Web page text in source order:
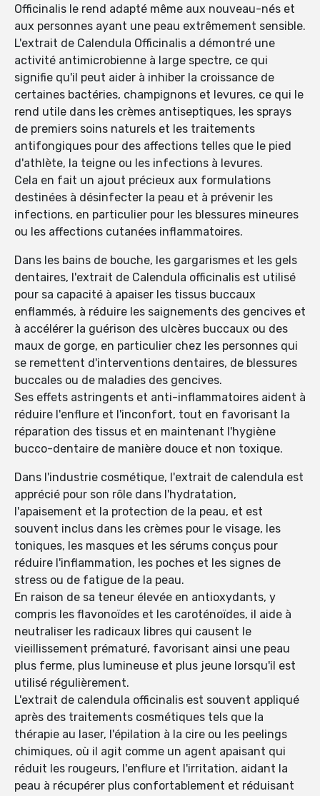
Officinalis le rend adapté même aux nouveau-nés et
aux personnes ayant une peau extrêmement sensible.
L'extrait de Calendula Officinalis a démontré une
activité antimicrobienne à large spectre, ce qui
signifie qu'il peut aider à inhiber la croissance de
certaines bactéries, champignons et levures, ce qui le
rend utile dans les crèmes antiseptiques, les sprays
de premiers soins naturels et les traitements
antifongiques pour des affections telles que le pied
d'athlète, la teigne ou les infections à levures.
Cela en fait un ajout précieux aux formulations
destinées à désinfecter la peau et à prévenir les
infections, en particulier pour les blessures mineures
ou les affections cutanées inflammatoires.
Dans les bains de bouche, les gargarismes et les gels
dentaires, l'extrait de Calendula officinalis est utilisé
pour sa capacité à apaiser les tissus buccaux
enflammés, à réduire les saignements des gencives et
à accélérer la guérison des ulcères buccaux ou des
maux de gorge, en particulier chez les personnes qui
se remettent d'interventions dentaires, de blessures
buccales ou de maladies des gencives.
Ses effets astringents et anti-inflammatoires aident à
réduire l'enflure et l'inconfort, tout en favorisant la
réparation des tissus et en maintenant l'hygiène
bucco-dentaire de manière douce et non toxique.
Dans l'industrie cosmétique, l'extrait de calendula est
apprécié pour son rôle dans l'hydratation,
l'apaisement et la protection de la peau, et est
souvent inclus dans les crèmes pour le visage, les
toniques, les masques et les sérums conçus pour
réduire l'inflammation, les poches et les signes de
stress ou de fatigue de la peau.
En raison de sa teneur élevée en antioxydants, y
compris les flavonoïdes et les caroténoïdes, il aide à
neutraliser les radicaux libres qui causent le
vieillissement prématuré, favorisant ainsi une peau
plus ferme, plus lumineuse et plus jeune lorsqu'il est
utilisé régulièrement.
L'extrait de calendula officinalis est souvent appliqué
après des traitements cosmétiques tels que la
thérapie au laser, l'épilation à la cire ou les peelings
chimiques, où il agit comme un agent apaisant qui
réduit les rougeurs, l'enflure et l'irritation, aidant la
peau à récupérer plus confortablement et réduisant